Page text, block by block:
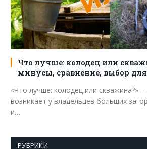
Что лучше: колодец или
минусы, сравнение, выбор
«Что лучше: колодец или скважина?»
возникает у владельцев больших
и…
РУБРИКИ